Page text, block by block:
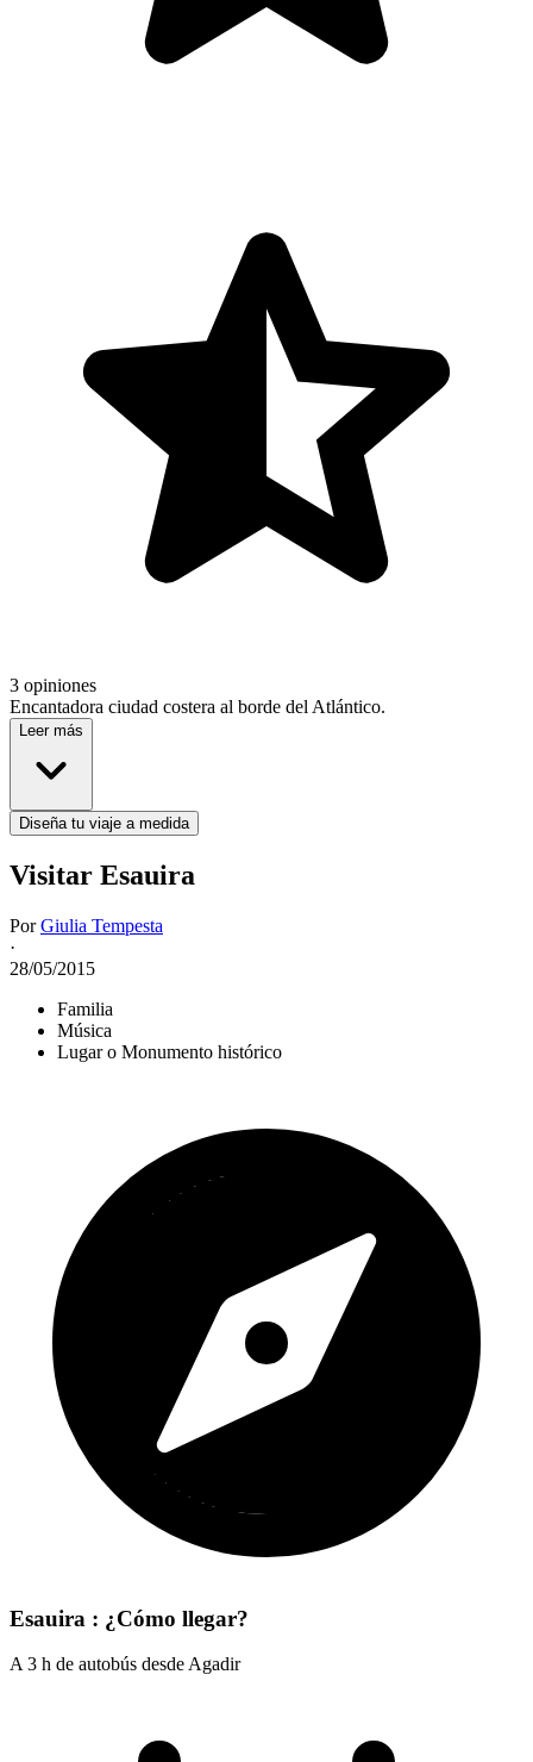
3 opiniones
Encantadora ciudad costera al borde del Atlántico.
Leer más
Diseña tu viaje a medida
Visitar Esauira
PorGiulia Tempesta
·
28/05/2015
Familia
Música
Lugar o Monumento histórico
Esauira : ¿Cómo llegar?
A 3 h de autobús desde Agadir